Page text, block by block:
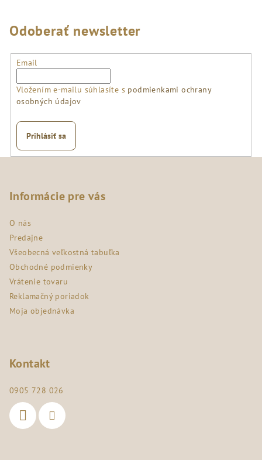
Odoberať newsletter
Email
Vložením e-mailu súhlasíte s podmienkami ochrany
osobných údajov
Prihlásiť sa
Informácie pre vás
O nás
Predajne
Všeobecná veľkostná tabuľka
Obchodné podmienky
Vrátenie tovaru
Reklamačný poriadok
Moja objednávka
Kontakt
0905 728 026